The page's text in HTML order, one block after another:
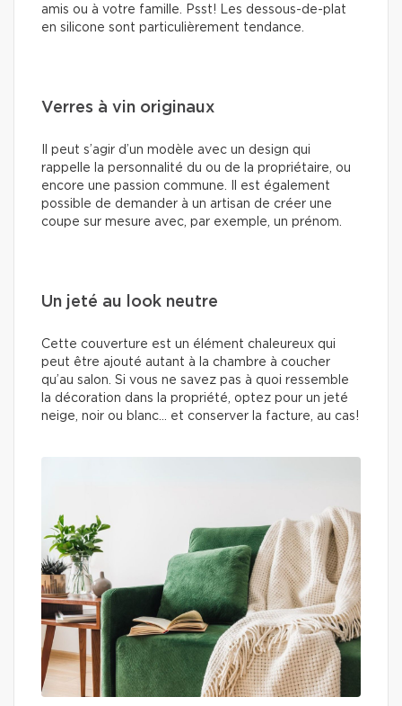
amis ou à votre famille. Psst! Les dessous-de-plat
en silicone sont particulièrement tendance.
Verres à vin originaux
Il peut s’agir d’un modèle avec un design qui
rappelle la personnalité du ou de la propriétaire, ou
encore une passion commune. Il est également
possible de demander à un artisan de créer une
coupe sur mesure avec, par exemple, un prénom.
Un jeté au look neutre
Cette couverture est un élément chaleureux qui
peut être ajouté autant à la chambre à coucher
qu’au salon. Si vous ne savez pas à quoi ressemble
la décoration dans la propriété, optez pour un jeté
neige, noir ou blanc… et conserver la facture, au cas!